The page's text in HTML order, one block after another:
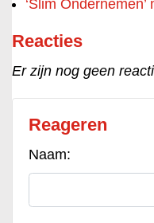
‘Slim
Reacties
Er zijn nog geen
Reageren
Naam: